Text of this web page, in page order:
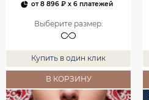
от8 896 ₽ x 6 платежей
Выберите размер:
Купить в один клик
В КОРЗИНУ